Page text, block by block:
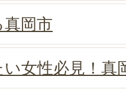
岡市
女性必見！真